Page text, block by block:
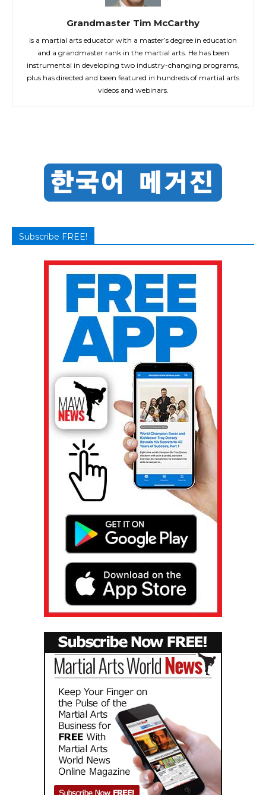
Grandmaster Tim McCarthy
is a martial arts educator with a master’s degree in education
and a grandmaster rank in the martial arts. He has been
instrumental in developing two industry-changing programs,
plus has directed and been featured in hundreds of martial arts
videos and webinars.
Subscribe FREE!